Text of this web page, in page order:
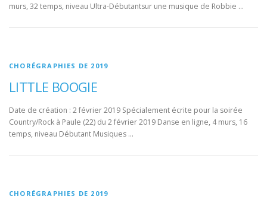
murs, 32 temps, niveau Ultra-Débutantsur une musique de Robbie …
CHORÉGRAPHIES DE 2019
LITTLE BOOGIE
Date de création : 2 février 2019 Spécialement écrite pour la soirée
Country/Rock à Paule (22) du 2 février 2019 Danse en ligne, 4 murs, 16
temps, niveau Débutant Musiques …
CHORÉGRAPHIES DE 2019